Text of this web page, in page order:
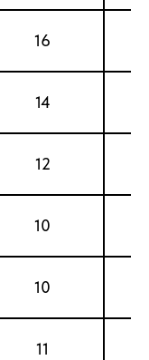
16
14
12
10
10
11